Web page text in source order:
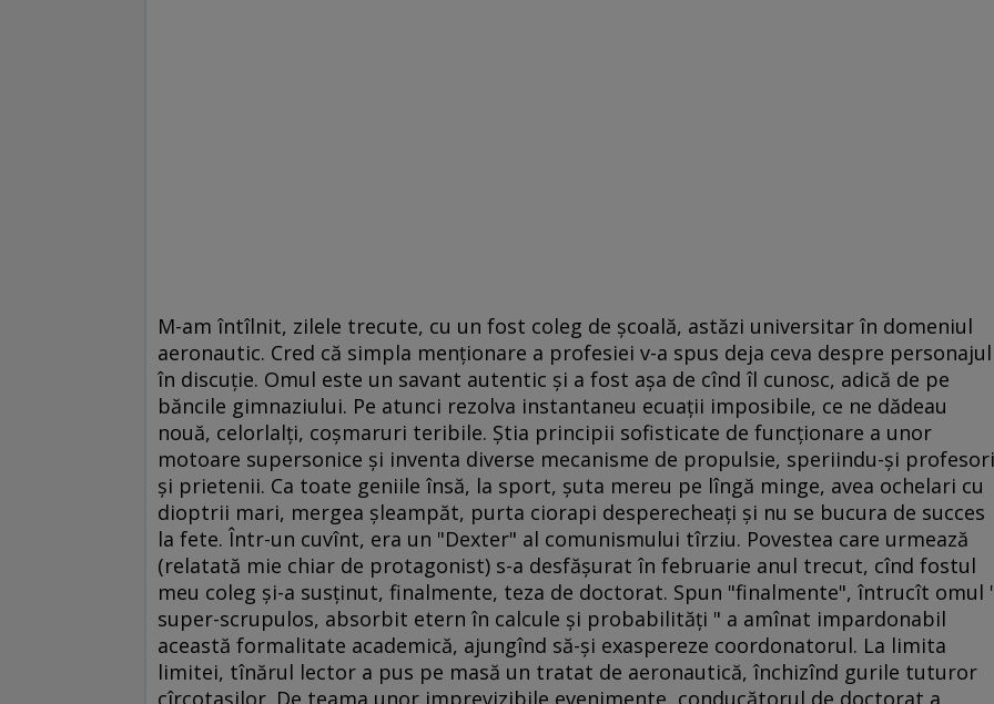
M-am întîlnit, zilele trecute, cu un fost coleg de şcoală, astăzi universitar în domeniul
aeronautic. Cred că simpla menţionare a profesiei v-a spus deja ceva despre personajul
în discuţie. Omul este un savant autentic şi a fost aşa de cînd îl cunosc, adică de pe
băncile gimnaziului. Pe atunci rezolva instantaneu ecuaţii imposibile, ce ne dădeau
nouă, celorlalţi, coşmaruri teribile. Ştia principii sofisticate de funcţionare a unor
motoare supersonice şi inventa diverse mecanisme de propulsie, speriindu-şi
şi prietenii. Ca toate geniile însă, la sport, şuta mereu pe lîngă minge, avea ochelari cu
dioptrii mari, mergea şleampăt, purta ciorapi desperecheaţi şi nu se bucura de succes
la fete. Într-un cuvînt, era un "Dexter" al comunismului tîrziu. Povestea care urmează
(relatată mie chiar de protagonist) s-a desfăşurat în februarie anul trecut, cînd fostul
meu coleg şi-a susţinut, finalmente, teza de doctorat. Spun "finalmente", întrucît omul
super-scrupulos, absorbit etern în calcule şi probabilităţi " a amînat impardonabil
această formalitate academică, ajungînd să-şi exaspereze coordonatorul. La limita
limitei, tînărul lector a pus pe masă un tratat de aeronautică, închizînd gurile tuturor
cîrcotaşilor. De teama unor imprevizibile evenimente, conducătorul de doctorat a